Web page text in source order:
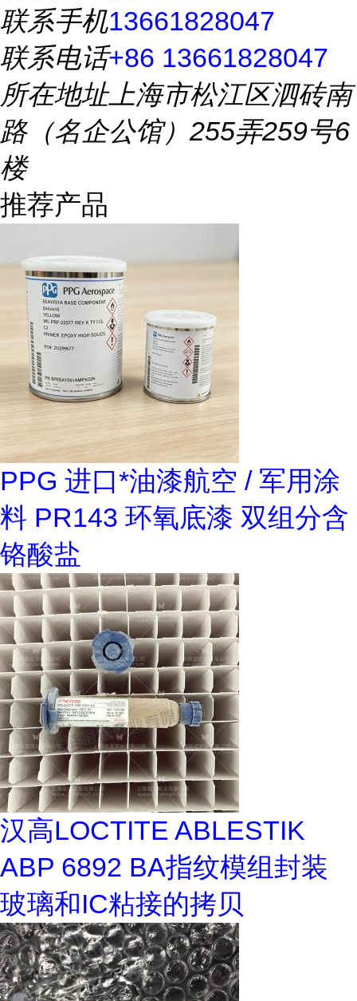
联系手机13661828047
联系电话+86 13661828047
所在地址上海市松江区泗砖南
路（名企公馆）255弄259号6
楼
推荐产品
PPG 进口*油漆航空 / 军用涂
料 PR143 环氧底漆 双组分含
铬酸盐
汉高LOCTITE ABLESTIK
ABP 6892 BA指纹模组封装
玻璃和IC粘接的拷贝